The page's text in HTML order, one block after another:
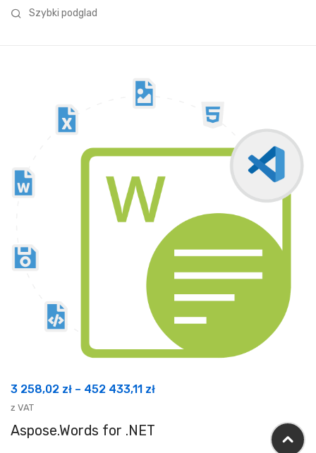
Szybki podglad
3 258,02 zł – 452 433,11 złZakres
z VAT
Aspose.Words for .NET